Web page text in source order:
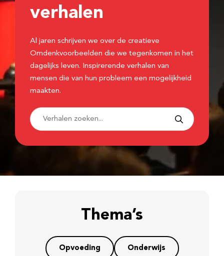
verhalen
Al jaren schrijven we over de creatieve
Omdenkvoorbeelden die we tegenkomen in het
dagelijks leven. Inspirerende verhalen van
mensen die van hun probleem een mogelijkheid
maakten.
Thema’s
Opvoeding Onderwijs